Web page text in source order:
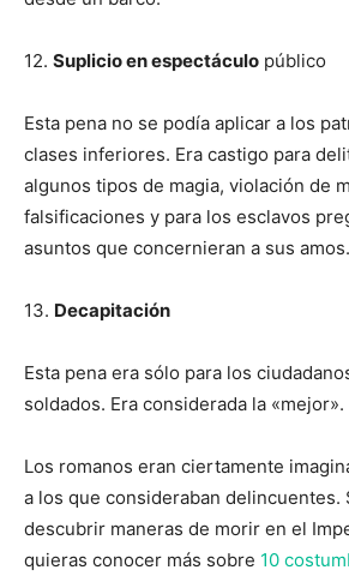
12. Suplicio en espectáculo público
Esta pena no se podía aplicar a los
clases inferiores. Era castigo para
algunos tipos de magia, violación de
falsificaciones y para los esclavos
asuntos que concernieran a sus amos.
13. Decapitación
Esta pena era sólo para los
soldados. Era considerada la «mejor».
Los romanos eran ciertamente
a los que consideraban delincuentes.
descubrir maneras de morir en el
quieras conocer más sobre 10